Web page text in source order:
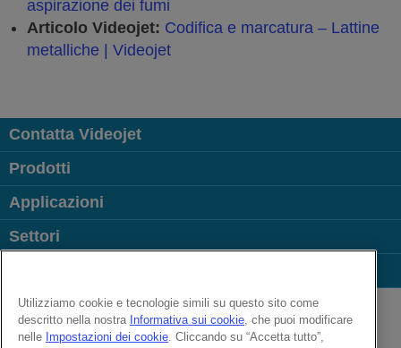
aspirazione dei fumi
Articolo Videojet: Codifica e marcatura – Lattine
metalliche | Videojet
Contatta Videojet
Prodotti
Applicazioni
Settori
Follow us on:
Utilizziamo cookie e tecnologie simili su questo sito come
descritto nella nostra Informativa sui cookie, che puoi modificare
nelle Impostazioni dei cookie. Cliccando su “Accetta tutto”,